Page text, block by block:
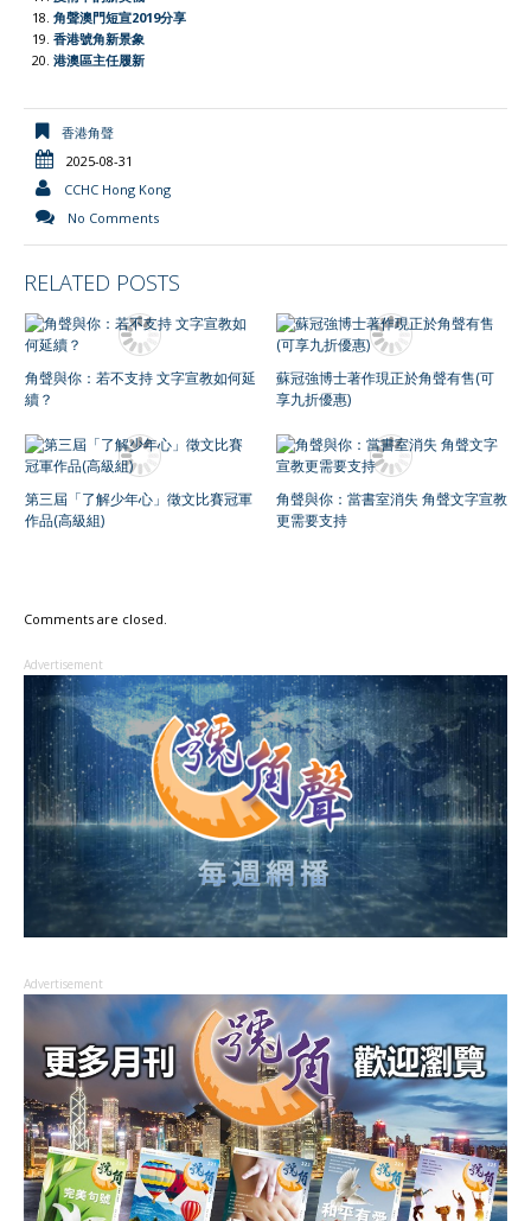
角聲澳門短宣2019分享
香港號角新景象
港澳區主任履新
香港角聲
2025-08-31
CCHC Hong Kong
No Comments
RELATED POSTS
角聲與你：若不支持 文字宣教如何延
續？
蘇冠強博士著作現正於角聲有售(可
享九折優惠)
第三屆「了解少年心」徵文比賽冠軍
作品(高級組)
角聲與你：當書室消失 角聲文字宣教
更需要支持
Comments are closed.
Advertisement
Advertisement